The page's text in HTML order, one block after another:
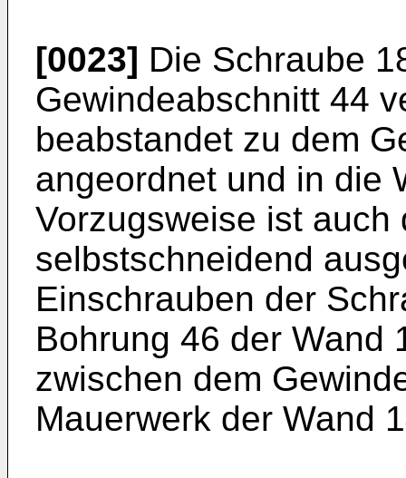
[0023] Die Schraube
Gewindeabschnitt 44
beabstandet zu dem
angeordnet und in die
Vorzugsweise ist
selbstschneidend
Einschrauben der
Bohrung 46 der Wand
zwischen dem
Mauerwerk der Wand